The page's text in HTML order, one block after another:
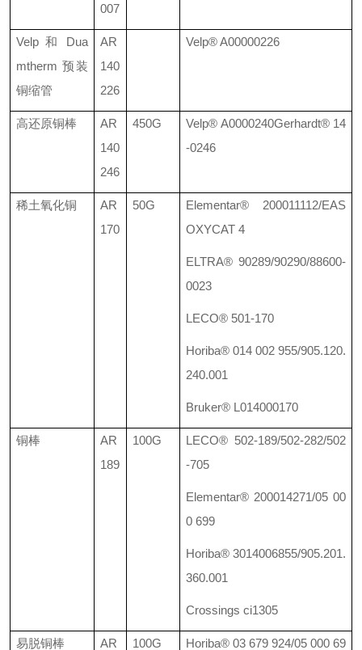
007
Velp 和 Dua
mtherm 预装
铜缩管
AR
140
226
Velp®A00000226
高还原铜棒
AR
140
246
450G Velp® A0000240Gerhardt® 14
-0246
稀土氧化铜
AR
170
50G
Elementar® 200011112/EAS
OXYCAT 4
ELTRA® 90289/90290/88600-
0023
LECO® 501-170
Horiba® 014 002 955/905.120.
240.001
Bruker® L014000170
铜棒
AR
189
100G
LECO® 502-189/502-282/502
-705
Elementar® 200014271/05 00
0 699
Horiba® 3014006855/905.201.
360.001
Crossings ci1305
易脱铜棒
AR
100G
Horiba® 03 679 924/05 000 69